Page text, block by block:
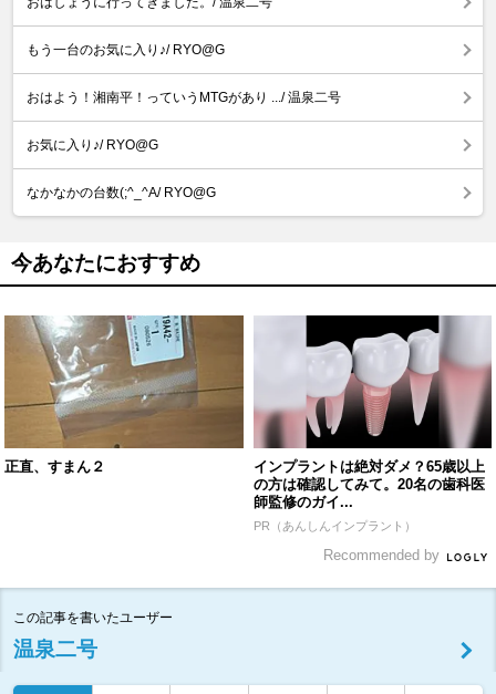
もう一台のお気に入り♪/ RYO@G
おはよう！湘南平！っていうMTGがあり .../ 温泉二号
お気に入り♪/ RYO@G
なかなかの台数(;^_^A/ RYO@G
今あなたにおすすめ
正直、すまん２
インプラントは絶対ダメ？65歳以上
の方は確認してみて。20名の歯科医
師監修のガイ...
PR（あんしんインプラント）
Recommended by
この記事を書いたユーザー
温泉二号